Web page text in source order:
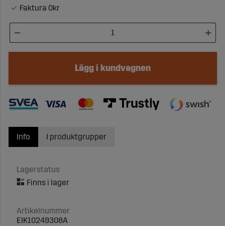
Faktura 0kr
Lägg i kundvagnen
Info
Lagerstatus
Artikelnummer
EIK10249308A
I produktgrupper